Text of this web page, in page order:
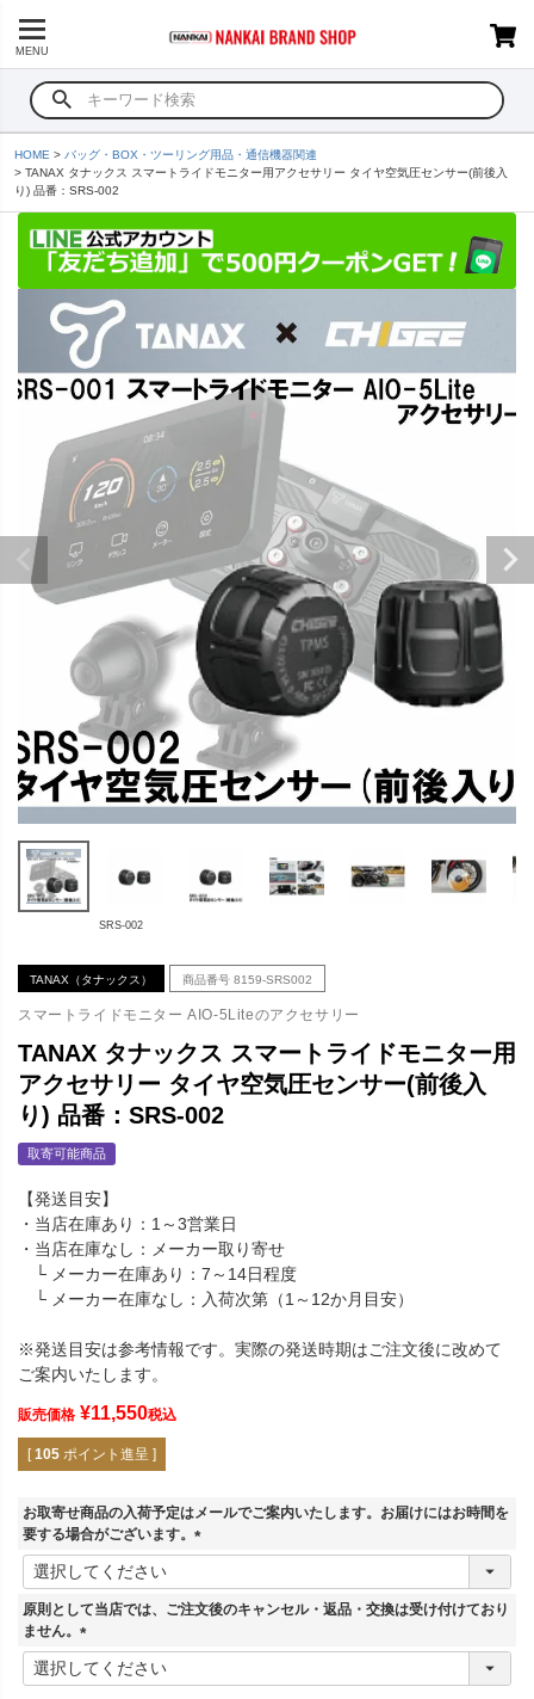
MENU
HOME
バッグ・BOX・ツーリング用品・通信機器関連
TANAX タナックス スマートライドモニター用アクセサリー タイヤ空気圧センサー(前後入
り) 品番：SRS-002
SRS-002
TANAX（タナックス） 商品番号 8159-SRS002
スマートライドモニター AIO-5Liteのアクセサリー
TANAX タナックス スマートライドモニター用
アクセサリー タイヤ空気圧センサー(前後入
り) 品番：SRS-002
取寄可能商品
【発送目安】
・当店在庫あり：1～3営業日
・当店在庫なし：メーカー取り寄せ
└ メーカー在庫あり：7～14日程度
└ メーカー在庫なし：入荷次第（1～12か月目安）
※発送目安は参考情報です。実際の発送時期はご注文後に改めて
ご案内いたします。
販売価格 ¥11,550税込
[ 105 ポイント進呈 ]
お取寄せ商品の入荷予定はメールでご案内いたします。お届けにはお時間を
要する場合がございます。
(
須
原則として当店では、ご注文後のキャンセル・返品・交換は受け付けており
ません。
(
必